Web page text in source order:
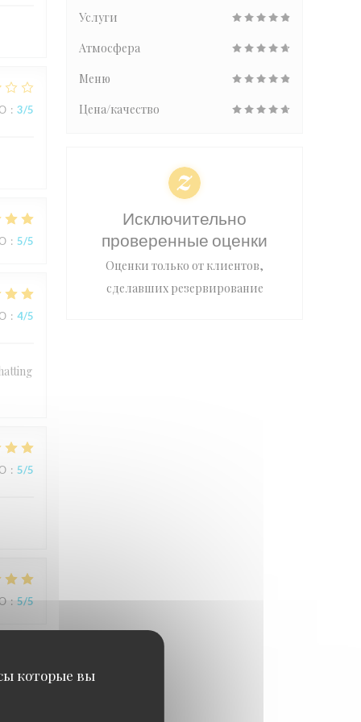
которые вы
: 3/5
: 5/5
: 4/5
: 5/5
: 5/5
: 4/5
Услуги
Атмосфера
Меню
Цена/качество
Исключительно
проверенные оценки
Оценки только от клиентов,
сделавших резервирование